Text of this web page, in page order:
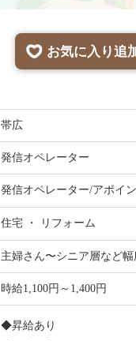
お気に入り追
帯広
発信オペレーター
発信オペレーター/アポイ
住宅 ・ リフォーム
主婦さん〜シニア層など幅
時給1,100円～1,400円
◆昇給あり